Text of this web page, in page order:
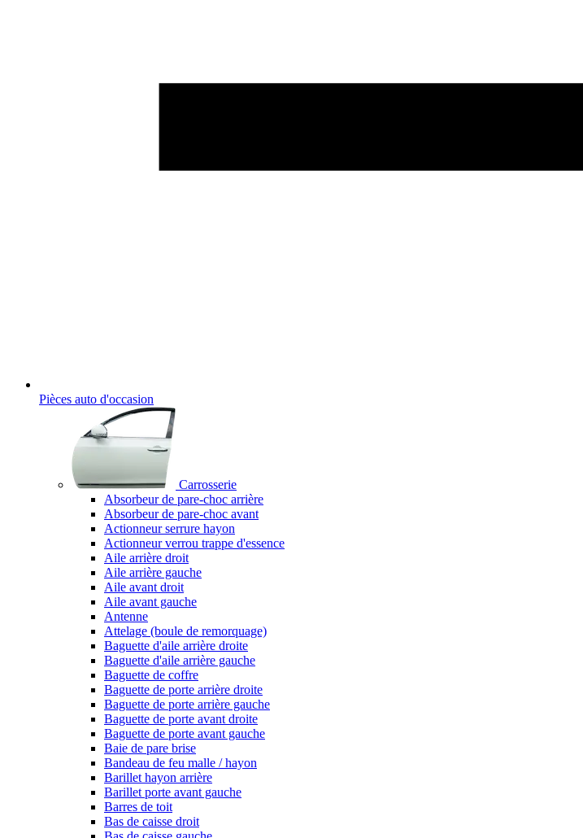
Pièces auto d'occasion
Carrosserie
Absorbeur de pare-choc arrière
Absorbeur de pare-choc avant
Actionneur serrure hayon
Actionneur verrou trappe d'essence
Aile arrière droit
Aile arrière gauche
Aile avant droit
Aile avant gauche
Antenne
Attelage (boule de remorquage)
Baguette d'aile arrière droite
Baguette d'aile arrière gauche
Baguette de coffre
Baguette de porte arrière droite
Baguette de porte arrière gauche
Baguette de porte avant droite
Baguette de porte avant gauche
Baie de pare brise
Bandeau de feu malle / hayon
Barillet hayon arrière
Barillet porte avant gauche
Barres de toit
Bas de caisse droit